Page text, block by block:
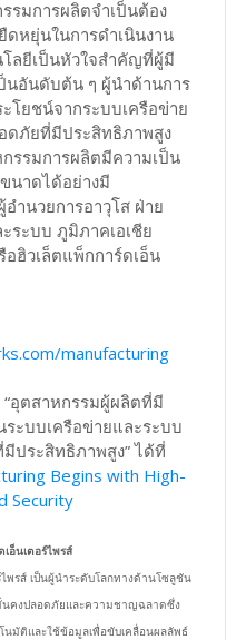
รมการผลิตจำเป็นต้อง
หยุ่นในการดำเนินงาน
ลยีเป็นหัวใจสำคัญที่ผู้มี
นอันดับต้น ๆ ผู้นำด้านการ
โยชน์จากระบบเครือข่าย
ดภัยที่มีประสิทธิภาพสูง
กรรมการผลิตมีความเป็น
นาดได้อย่างมี
ำนวยการอาวุโส ฝ่าย
ะบบ ภูมิภาคเอเชีย
ฮิวเล็ตแพ็กการ์ดเอ็น
manufacturing
อุตสาหกรรมผู้ผลิตที่มี
ะบบเครือข่ายและระบบ
ประสิทธิภาพสูง” ได้ที่
Begins with High-
Security
อ็นเตอร์ไพรส์
พรส์ เป็นผู้นำระดับโลกทางด้านโซลูชัน
นคงปลอดภัยและความชาญฉลาดซึ่ง
นมัติและใช้ข้อมูลเพื่อขับเคลื่อนผลลัพธ์